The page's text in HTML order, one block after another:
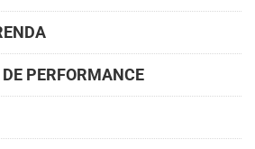
PERFORMANCE